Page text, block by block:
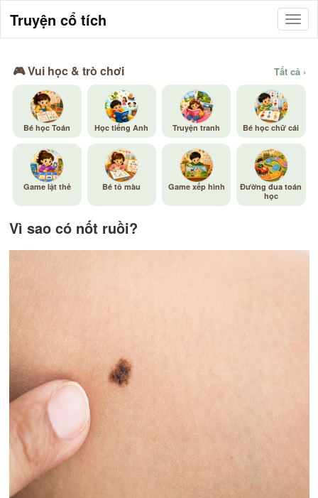
Truyện cổ tích
🎮 Vui học & trò chơi Tất cả ›
Bé học Toán Học tiếng Anh Truyện tranh Bé học chữ cái
Game lật thẻ Bé tô màu Game xếp hình
Đường đua toán
học
Vì sao có nốt ruồi?